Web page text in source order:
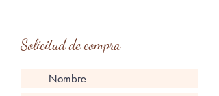
Solicitud de compra